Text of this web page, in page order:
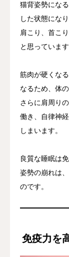
猫背姿勢にな
した状態になり
肩こり、首こ
と思っていま
筋肉が硬くな
なるため、体
さらに肩周り
働き、自律神
しまいます。
良質な睡眠は
姿勢の崩れは
のです。
免疫力を